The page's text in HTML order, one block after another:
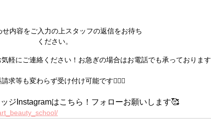
せ内容をご入力の上スタッフの返信をお待ち
ください。
軽にご連絡ください！お急ぎの場合はお電話でも承っております
求等も変わらず受け付け可能です🙆🏻‍♀️
ジInstagramはこちら！フォローお願いします🥰